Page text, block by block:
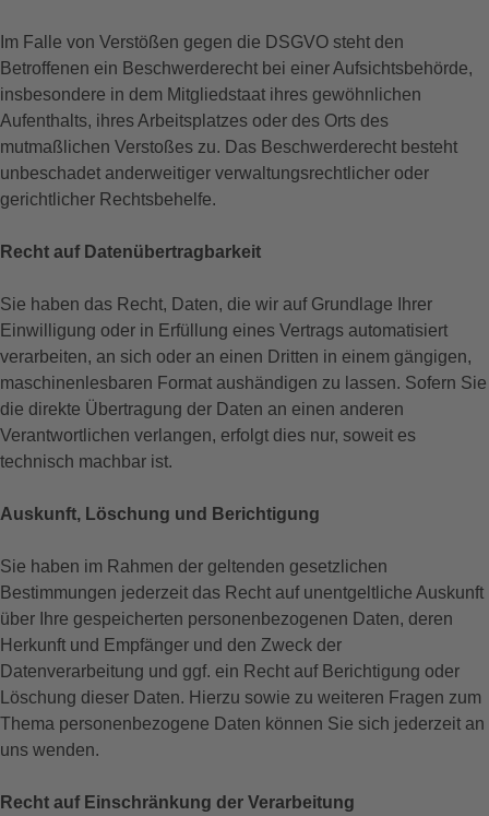
Im Falle von Verstößen gegen die DSGVO steht den
Betroffenen ein Beschwerderecht bei einer Aufsichtsbehörde,
insbesondere in dem Mitgliedstaat ihres gewöhnlichen
Aufenthalts, ihres Arbeitsplatzes oder des Orts des
mutmaßlichen Verstoßes zu. Das Beschwerderecht besteht
unbeschadet anderweitiger verwaltungsrechtlicher oder
gerichtlicher Rechtsbehelfe.
Recht auf Daten­übertrag­barkeit
Sie haben das Recht, Daten, die wir auf Grundlage Ihrer
Einwilligung oder in Erfüllung eines Vertrags automatisiert
verarbeiten, an sich oder an einen Dritten in einem gängigen,
maschinenlesbaren Format aushändigen zu lassen. Sofern Sie
die direkte Übertragung der Daten an einen anderen
Verantwortlichen verlangen, erfolgt dies nur, soweit es
technisch machbar ist.
Auskunft, Löschung und Berichtigung
Sie haben im Rahmen der geltenden gesetzlichen
Bestimmungen jederzeit das Recht auf unentgeltliche Auskunft
über Ihre gespeicherten personenbezogenen Daten, deren
Herkunft und Empfänger und den Zweck der
Datenverarbeitung und ggf. ein Recht auf Berichtigung oder
Löschung dieser Daten. Hierzu sowie zu weiteren Fragen zum
Thema personenbezogene Daten können Sie sich jederzeit an
uns wenden.
Recht auf Einschränkung der Verarbeitung